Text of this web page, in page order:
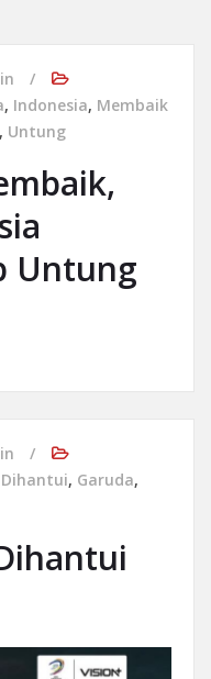
, Indonesia, Membaik
, Untung
Untung
Dihantui, Garuda,